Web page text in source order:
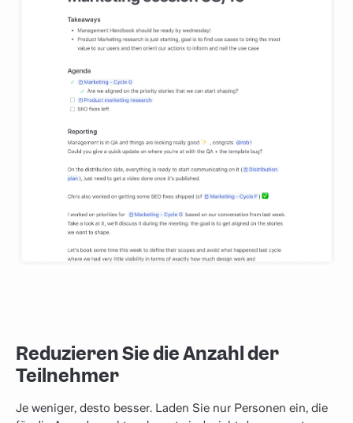
Reduzieren Sie die Anzahl der
Teilnehmer
Je weniger, desto besser. Laden Sie nur Personen ein, die